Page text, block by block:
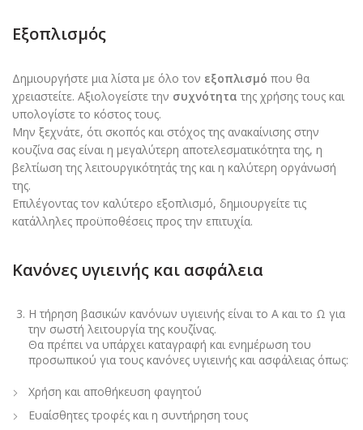
Εξοπλισμός
Δημιουργήστε μια λίστα με όλο τον εξοπλισμό που θα
χρειαστείτε. Αξιολογείστε την συχνότητα της χρήσης τους και
υπολογίστε το κόστος τους.
Μην ξεχνάτε, ότι σκοπός και στόχος της ανακαίνισης στην
κουζίνα σας είναι η μεγαλύτερη αποτελεσματικότητα της, η
βελτίωση της λειτουργικότητάς της και η καλύτερη οργάνωσή
της.
Επιλέγοντας τον καλύτερο εξοπλισμό, δημιουργείτε τις
κατάλληλες προϋποθέσεις προς την επιτυχία.
Κανόνες υγιεινής και ασφάλεια
Η τήρηση βασικών κανόνων υγιεινής είναι το Α και το Ω για
την σωστή λειτουργία της κουζίνας.
Θα πρέπει να υπάρχει καταγραφή και ενημέρωση του
προσωπικού για τους κανόνες υγιεινής και ασφάλειας όπως:
Χρήση και αποθήκευση φαγητού
Ευαίσθητες τροφές και η συντήρηση τους